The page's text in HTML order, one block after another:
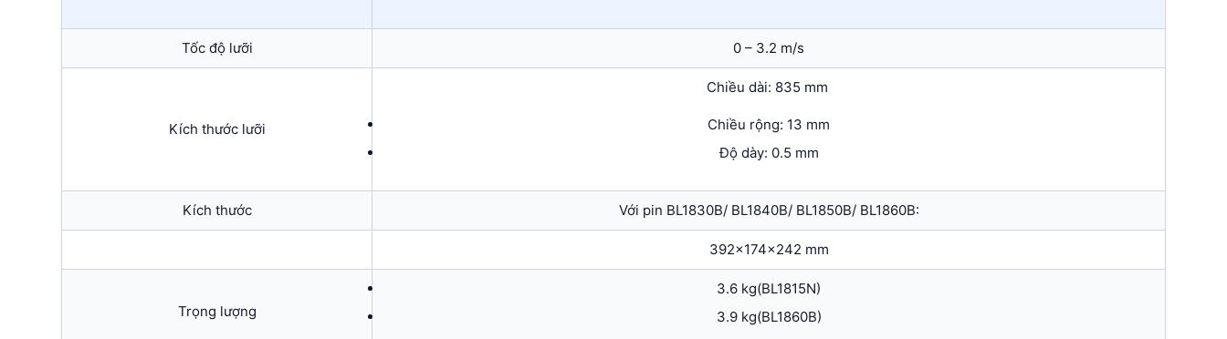
Tốc độ lưỡi 0 – 3.2 m/s
Kích thước lưỡi
Chiều dài: 835 mm
Chiều rộng: 13 mm
Độ dày: 0.5 mm
Kích thước Với pin BL1830B/ BL1840B/ BL1850B/ BL1860B:
392x174x242 mm
Trọng lượng
3.6 kg(BL1815N)
3.9 kg(BL1860B)